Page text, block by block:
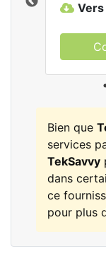
Vers
Bien que
services
TekSavvy
dans
ce
pour plus